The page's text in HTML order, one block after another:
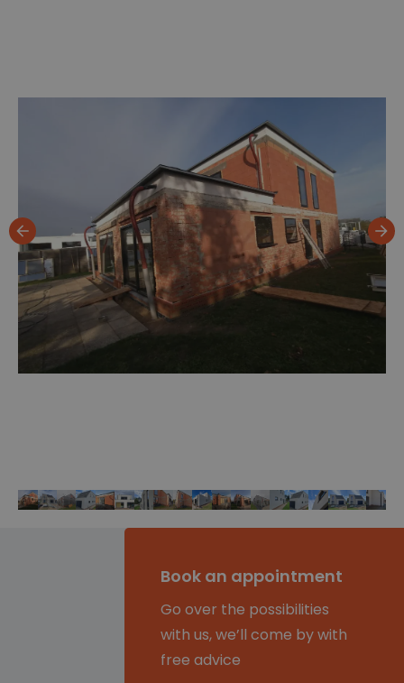
Book an appointment
Go over the possibilities
with us, we’ll come by with
free advice